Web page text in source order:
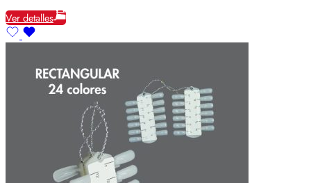
Ver detalles